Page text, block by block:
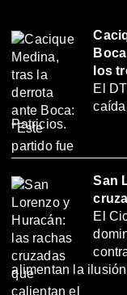
los
El
Patricios.
San
El
alimentan la